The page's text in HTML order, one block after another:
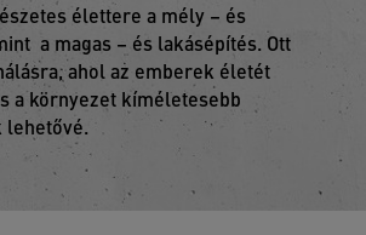
élettere a mély – és
a magas – és lakásépítés. Ott
ahol az emberek életét
a környezet kíméletesebb
lehetővé.